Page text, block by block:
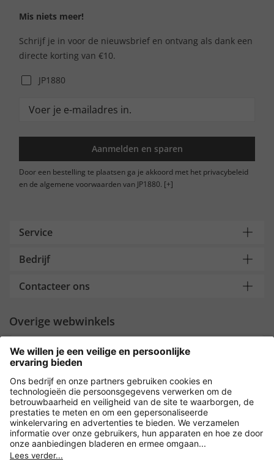
Mis niets meer!
Schrijf je in voor de nieuwsbrief en ontvang als dank een
directe korting van €10.
JP1880
Aanmelden en sparen
Door een bestelling te plaatsen ga je akkoord met het privacybeleid
en de algemene voorwaarden van JP1880. [+]
Service
Bedrijf
Contacteer ons
Overige webwinkels
Nederland
Payment and Delivery
Versleuteling met